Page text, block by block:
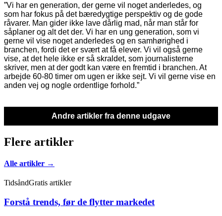
”Vi har en generation, der gerne vil noget ander­ledes, og
som har fokus på det bæredygtige perspektiv og de gode
råvarer. Man gider ikke lave dårlig mad, når man står for
såplaner og alt det der. Vi har en ung generation, som vi
gerne vil vise noget anderledes og en samhørighed i
branchen, fordi det er svært at få elever. Vi vil også gerne
vise, at det hele ikke er så skraldet, som journalisterne
skriver, men at der godt kan være en fremtid i branchen. At
arbejde 60-80 timer om ugen er ikke sejt. Vi vil gerne vise en
anden vej og nogle ordentlige forhold.”
Andre artikler fra denne udgave
Flere artikler
Alle artikler →
TidsåndGratis artikler
Forstå trends, før de flytter markedet